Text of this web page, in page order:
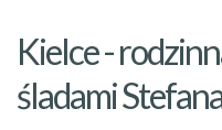
Kielce -
śladami